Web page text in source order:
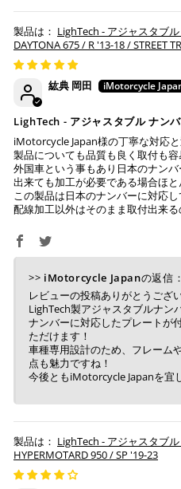
LighTech - アジャスタブ
DAYTONA 675 / R '13-18 / STREET
'17-24 / S 660 '20-21
紘典 岡田
LighTech - アジャスタブル ナン
iMotorcycle Japan様の丁寧な対応
製品についても品質も良く取付も容
外国車という事もあり日本のナン
出来ても加工が必要である場合ほと
この製品は日本のナンバーに対応し
配線加工以外はそのまま取付出来る
>> iMotorcycle Japanの返信：
レビューの投稿ありがとうござ
LighTech製アジャスタブルナン
ナンバーに対応したプレートが
ただけます！
車種専用設計のため、フレーム
点も魅力ですね！
今後ともiMotorcycle Japanを宜
LighTech - アジャスタブ
HYPERMOTARD 950 / SP '19-23